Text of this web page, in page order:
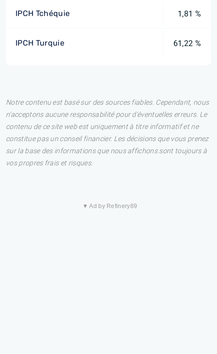
IPCH Tchéquie 1,81 %
IPCH Turquie 61,22 %
Notre contenu est basé sur des sources fiables. Cependant, nous
n'acceptons aucune responsabilité pour d'éventuelles erreurs. Le
contenu de ce site web est uniquement à titre informatif et ne
constitue pas un conseil financier. Les décisions que vous prenez
sur la base des informations que nous affichons sont toujours à
vos propres frais et risques.
▼ Ad by Refinery89